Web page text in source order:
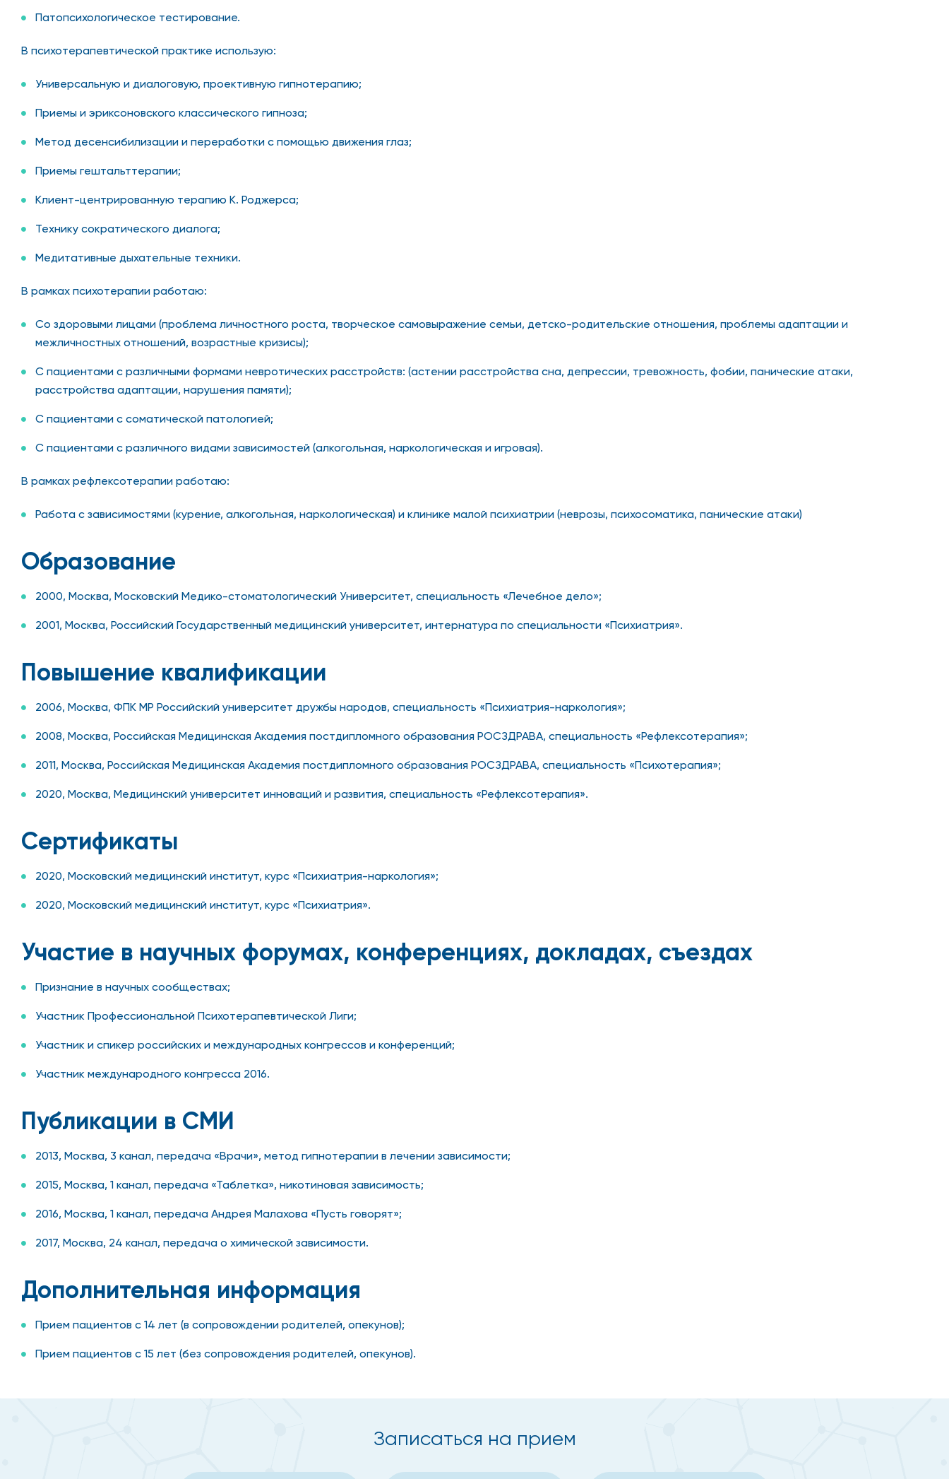
Патопсихологическое тестирование.
В психотерапевтической практике использую:
Универсальную и диалоговую, проективную гипнотерапию;
Приемы и эриксоновского классического гипноза;
Метод десенсибилизации и переработки с помощью движения глаз;
Приемы гештальттерапии;
Клиент-центрированную терапию К. Роджерса;
Технику сократического диалога;
Медитативные дыхательные техники.
В рамках психотерапии работаю:
Со здоровыми лицами (проблема личностного роста, творческое самовыражение семьи, детско-родительские отношения, проблемы адаптации и
межличностных отношений, возрастные кризисы);
С пациентами с различными формами невротических расстройств: (астении расстройства сна, депрессии, тревожность, фобии, панические атаки,
расстройства адаптации, нарушения памяти);
С пациентами с соматической патологией;
С пациентами с различного видами зависимостей (алкогольная, наркологическая и игровая).
В рамках рефлексотерапии работаю:
Работа с зависимостями (курение, алкогольная, наркологическая) и клинике малой психиатрии (неврозы, психосоматика, панические атаки)
Образование
2000, Москва, Московский Медико-стоматологический Университет, специальность «Лечебное дело»;
2001, Москва, Российский Государственный медицинский университет, интернатура по специальности «Психиатрия».
Повышение квалификации
2006, Москва, ФПК МР Российский университет дружбы народов, специальность «Психиатрия-наркология»;
2008, Москва, Российская Медицинская Академия постдипломного образования РОСЗДРАВА, специальность «Рефлексотерапия»;
2011, Москва, Российская Медицинская Академия постдипломного образования РОСЗДРАВА, специальность «Психотерапия»;
2020, Москва, Медицинский университет инноваций и развития, специальность «Рефлексотерапия».
Сертификаты
2020, Московский медицинский институт, курс «Психиатрия-наркология»;
2020, Московский медицинский институт, курс «Психиатрия».
Участие в научных форумах, конференциях, докладах, съездах
Признание в научных сообществах;
Участник Профессиональной Психотерапевтической Лиги;
Участник и спикер российских и международных конгрессов и конференций;
Участник международного конгресса 2016.
Публикации в СМИ
2013, Москва, 3 канал, передача «Врачи», метод гипнотерапии в лечении зависимости;
2015, Москва, 1 канал, передача «Таблетка», никотиновая зависимость;
2016, Москва, 1 канал, передача Андрея Малахова «Пусть говорят»;
2017, Москва, 24 канал, передача о химической зависимости.
Дополнительная информация
Прием пациентов с 14 лет (в сопровождении родителей, опекунов);
Прием пациентов с 15 лет (без сопровождения родителей, опекунов).
Записаться на прием